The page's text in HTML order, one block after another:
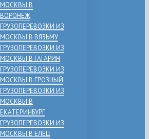
МОСКВЫ В
ВОРОНЕЖ
ГРУЗОПЕРЕВОЗКИ ИЗ
МОСКВЫ В ВЯЗЬМУ
ГРУЗОПЕРЕВОЗКИ ИЗ
МОСКВЫ В ГАГАРИН
ГРУЗОПЕРЕВОЗКИ ИЗ
МОСКВЫ В ГРОЗНЫЙ
ГРУЗОПЕРЕВОЗКИ ИЗ
МОСКВЫ В
ЕКАТЕРИНБУРГ
ГРУЗОПЕРЕВОЗКИ ИЗ
МОСКВЫ В ЕЛЕЦ